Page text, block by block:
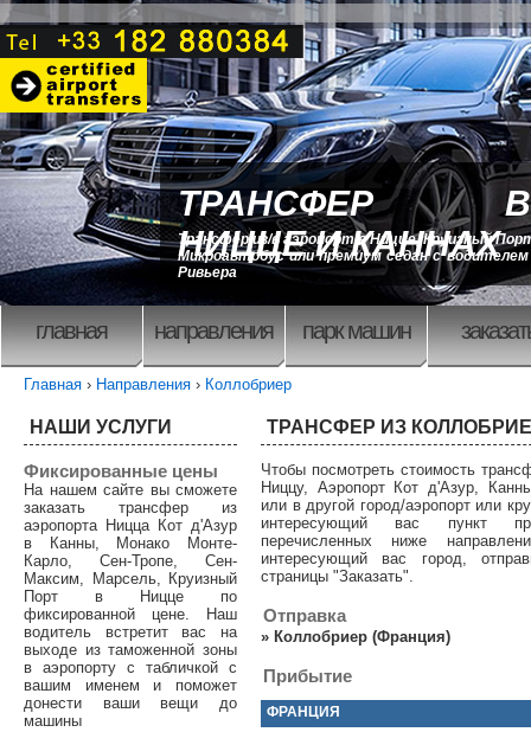
ТРАНСФЕР В
НИЦЦЕ И КАННАХ
Трансфер из/в аэропорт в Ницце, Круизный
Микроавтобус или премиум седан с
Ривьера
главная направления парк машин
Главная › Направления › Коллобриер
ТРАНСФЕР ИЗ
Чтобы посмотреть стоимость
Ниццу, Аэропорт Кот д'Азур,
или в другой город/аэропорт или
интересующий вас пункт
перечисленных ниже
интересующий вас город,
страницы "Заказать".
Отправка
» Коллобриер (Франция)
Прибытие
ФРАНЦИЯ
НАШИ УСЛУГИ
Фиксированные цены
На нашем сайте вы сможете
заказать трансфер из
аэропорта Ницца Кот д'Азур
в Канны, Монако Монте-
Карло, Сен-Тропе, Сен-
Максим, Марсель, Круизный
Порт в Ницце по
фиксированной цене. Наш
водитель встретит вас на
выходе из таможенной зоны
в аэропорту с табличкой с
вашим именем и поможет
донести ваши вещи до
машины